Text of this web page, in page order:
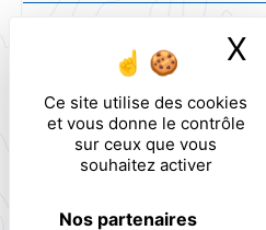
Ce site utilise des cookies
et vous donne le contrôle
sur ceux que vous
souhaitez activer
Nos partenaires
X
En cochant cette case,
particulières ci-dessous **
** Les données personnelles
aux fins de vous contacter et sont
informatisé. Elles sont destinées